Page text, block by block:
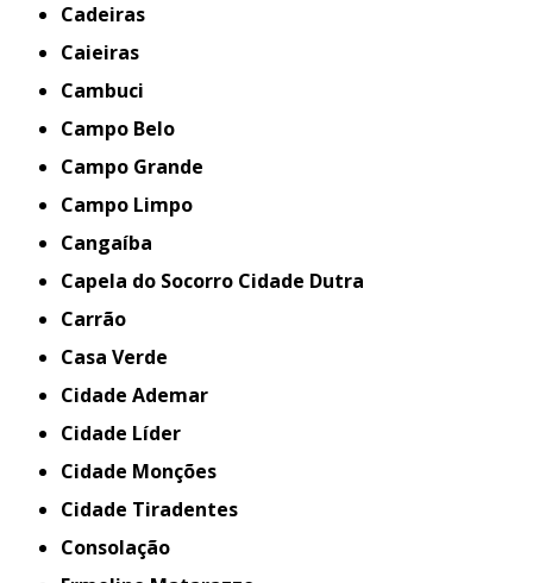
Cadeiras
Caieiras
Cambuci
Campo Belo
Campo Grande
Campo Limpo
Cangaíba
Capela do Socorro Cidade Dutra
Carrão
Casa Verde
Cidade Ademar
Cidade Líder
Cidade Monções
Cidade Tiradentes
Consolação